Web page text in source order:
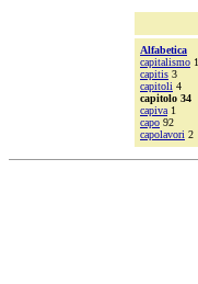
Alfabetica
capitalismo 1
capitis 3
capitoli 4
capitolo 34
capiva 1
capo 92
capolavori 2